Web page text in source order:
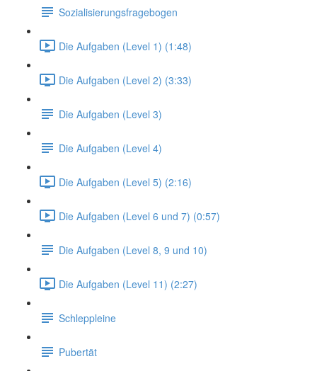
Sozialisierungsfragebogen
Die Aufgaben (Level 1) (1:48)
Die Aufgaben (Level 2) (3:33)
Die Aufgaben (Level 3)
Die Aufgaben (Level 4)
Die Aufgaben (Level 5) (2:16)
Die Aufgaben (Level 6 und 7) (0:57)
Die Aufgaben (Level 8, 9 und 10)
Die Aufgaben (Level 11) (2:27)
Schleppleine
Pubertät